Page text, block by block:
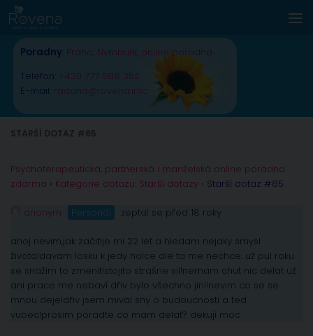
Skip to content
Poradny Praha Nymburk online poradna
Telefon: +420 777 588 352
E-mail: radana@rovena.info
Psychoterapeutická, partnerská i manželská online poradna
zdarma › Kategorie dotazu: Starší dotazy › Starší dotaz #65
anonym Personál zeptal se před 18 roky
ahoj nevim,jak začit!je mi 22 let a hledam nejaky smysl
života!davam lasku k jedy holce ale ta me nechce. už pul roku
se snažim to zmenit!stojito strašne sil!nemam chut nic delat už
ani prace me nebaví dřiv bylo všechno jini!nevim co se se
mnou deje!dřiv jsem mival sny o budoucnosti a ted
vubec!prosim poradte co mam delat? dekuji moc